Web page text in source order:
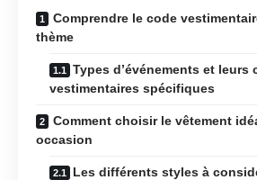
Comprendre le code
thème
Types d’événements et leurs
vestimentaires spécifiques
Comment choisir le vêtement
occasion
Les différents styles à